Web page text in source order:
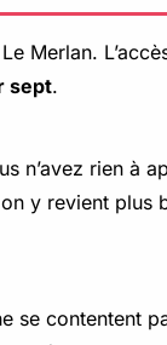
Merlan.
sept.
n’avez rien à
y revient plus
se contentent